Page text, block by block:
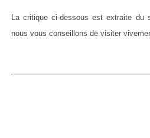
La critique ci-dessous est extraite du
nous vous conseillons de visiter